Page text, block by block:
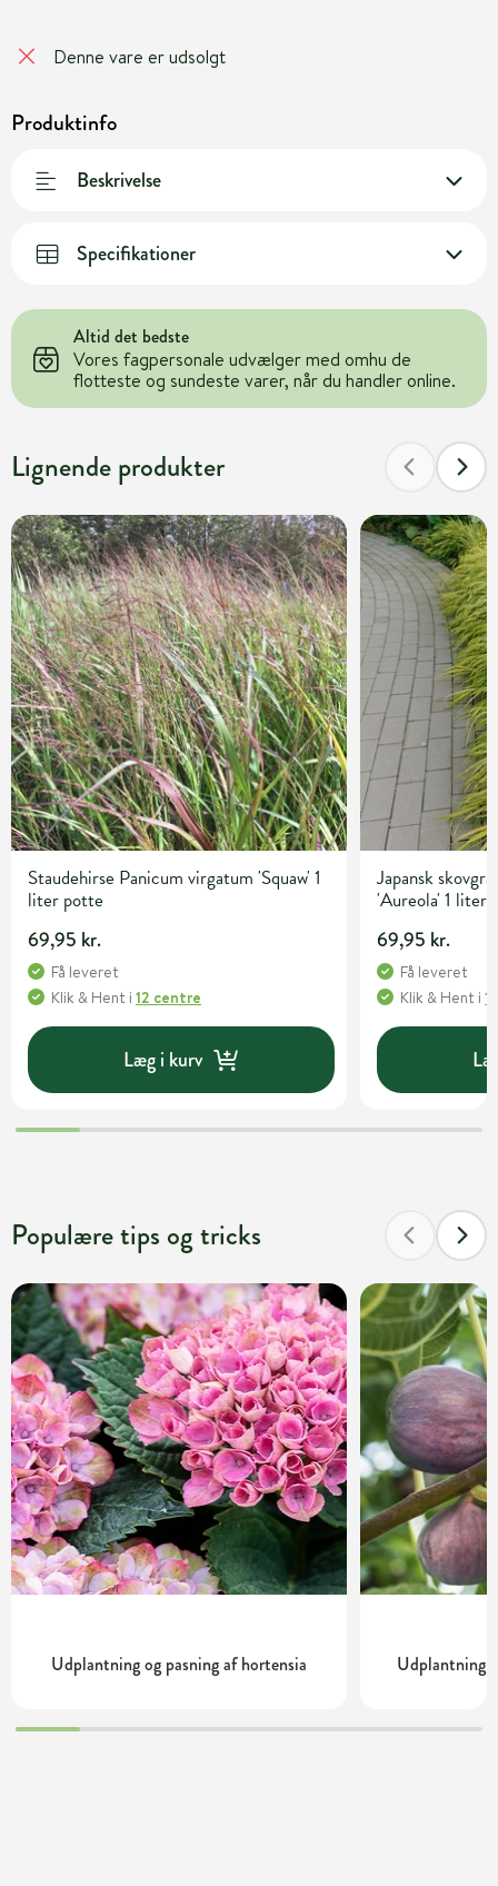
Denne vare er udsolgt
Produktinfo
Beskrivelse
Specifikationer
Altid det bedste
Vores fagpersonale udvælger med omhu de
flotteste og sundeste varer, når du handler online.
Lignende produkter
Staudehirse Panicum virgatum 'Squaw' 1
liter potte
69,95 kr.
Få leveret
Klik & Hent i 12 centre
Læg i kurv
Japansk
'Aureola' 1 liter
69,95 kr.
Få leveret
Klik & Hent i
Populære tips og tricks
Udplantning og pasning af hortensia Udplantning